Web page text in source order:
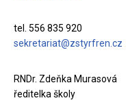
tel. 556 835 920
sekretariat@zstyrfren.cz
RNDr. Zdeňka Murasová
ředitelka školy